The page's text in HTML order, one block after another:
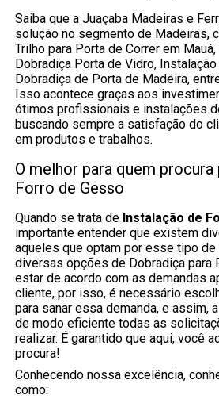
Saiba que a Juaçaba Madeiras e
solução no segmento de Madeiras,
Trilho para Porta de Correr em
Dobradiça Porta de Vidro,
Dobradiça de Porta de Madeira,
Isso acontece graças aos
ótimos profissionais e instalações
buscando sempre a satisfação do
em produtos e trabalhos.
O melhor para quem
Forro de Gesso
Quando se trata de Instalação de
importante entender que existem
aqueles que optam por esse tipo
diversas opções de Dobradiça para
estar de acordo com as demandas
cliente, por isso, é necessário
para sanar essa demanda, e assim,
de modo eficiente todas as
realizar. É garantido que aqui, você
procura!
Conhecendo nossa excelência,
como: